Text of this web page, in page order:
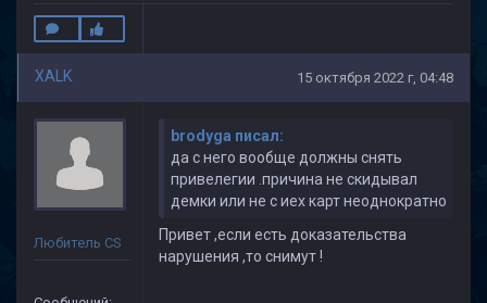
XALK 15 октября 2022 г, 04:48
Любитель CS
brodyga писал:
да с него вообще должны снять
привелегии .причина не скидывал
демки или не с иех карт неоднократно
Привет ,если есть доказательства
нарушения ,то снимут !